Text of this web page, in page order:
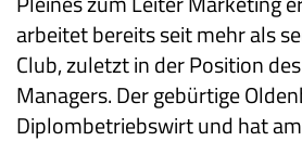
arbeitet bereits seit mehr als
Club, zuletzt in der Position
Managers. Der gebürtige
Diplombetriebswirt und hat